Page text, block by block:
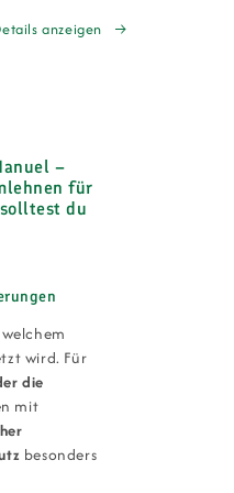
anzeigen
–
für
du
wird. Für
die
mit
besonders